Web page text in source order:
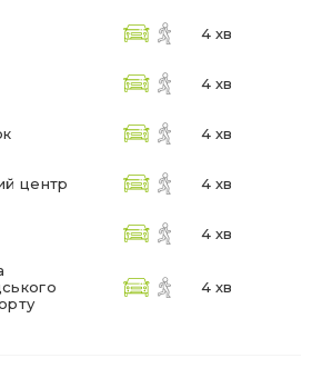
4 хв
4 хв
4 хв
центр 4 хв
4 хв
4 хв